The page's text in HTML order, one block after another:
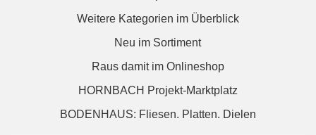
Weitere Kategorien im Überblick
Neu im Sortiment
Raus damit im Onlineshop
HORNBACH Projekt-Marktplatz
BODENHAUS: Fliesen. Platten. Dielen